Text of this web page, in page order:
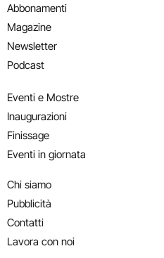
Abbonamenti
Magazine
Newsletter
Podcast
Eventi e Mostre
Inaugurazioni
Finissage
Eventi in giornata
Chi siamo
Pubblicità
Contatti
Lavora con noi